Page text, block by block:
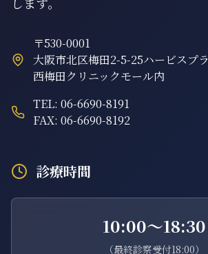
〒530-0001
大阪市北区梅田2-5-25ハービスプ
西梅田クリニックモール内
TEL: 06-6690-8191
FAX: 06-6690-8192
診療時間
10:00〜18:30
（最終診察受付18:00）